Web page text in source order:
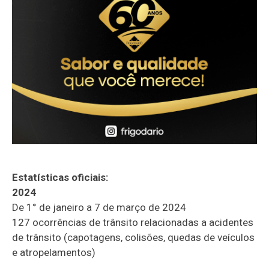
Estatísticas oficiais:
2024
De 1° de janeiro a 7 de março de 2024
127 ocorrências de trânsito relacionadas a acidentes
de trânsito (capotagens, colisões, quedas de veículos
e atropelamentos)